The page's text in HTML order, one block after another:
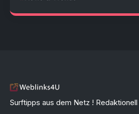
Surftipps aus dem Netz !